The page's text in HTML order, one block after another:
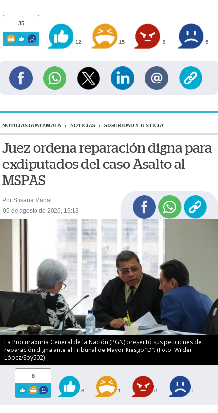
35
12 15 3 5
NOTICIAS GUATEMALA / NOTICIAS / SEGURIDAD Y JUSTICIA
Juez ordena reparación digna para
exdiputados del caso Asalto al
MSPAS
Por Susana Manai
05 de agosto de 2026, 19:13
La Procuraduría General de la Nación (PGN) presentó sus peticiones de
reparación digna ante el Tribunal de Mayor Riesgo “D”. (Foto: Wilder
López/Soy502)
8
6 1 0 1